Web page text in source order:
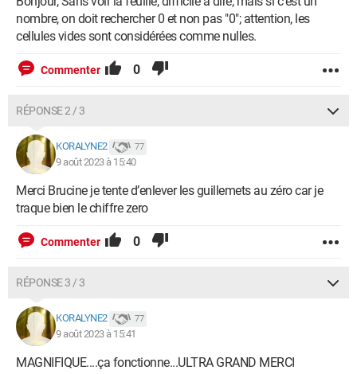
nombre, on doit rechercher 0 et non pas "0"; attention, les
cellules vides sont considérées comme nulles.
Commenter 0
RÉPONSE 2 / 3
KORALYNE2 77
9 août 2023 à 15:40
Merci Brucine je tente d’enlever les guillemets au zéro car je
traque bien le chiffre zero
Commenter 0
RÉPONSE 3 / 3
KORALYNE2 77
9 août 2023 à 15:41
MAGNIFIQUE....ça fonctionne...ULTRA GRAND MERCI